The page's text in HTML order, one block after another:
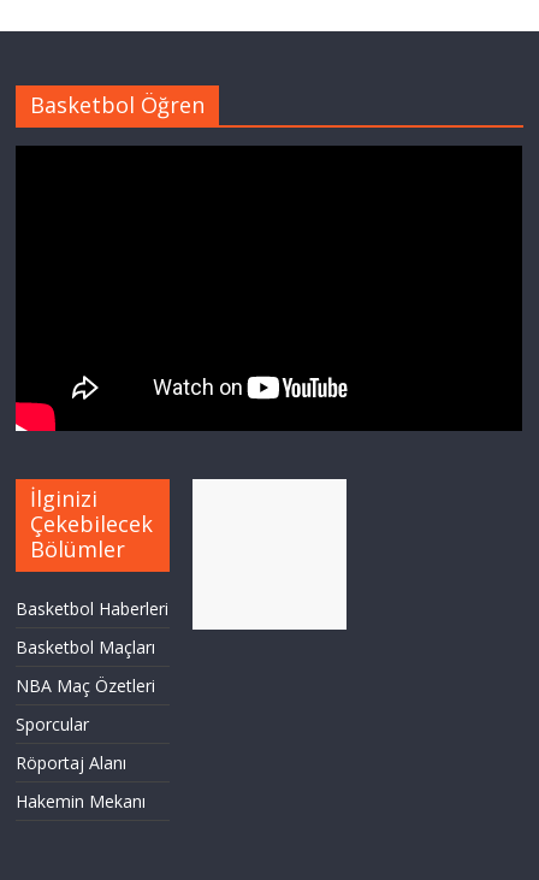
Basketbol Öğren
İlginizi
Çekebilecek
Bölümler
Basketbol Haberleri
Basketbol Maçları
NBA Maç Özetleri
Sporcular
Röportaj Alanı
Hakemin Mekanı